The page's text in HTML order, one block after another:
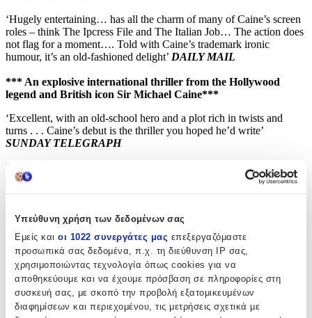
Υπεύθυνη χρήση των δεδομένων σας
Εμείς και οι 1022 συνεργάτες μας επεξεργαζόμαστε
προσωπικά σας δεδομένα, π.χ. τη διεύθυνση IP σας,
χρησιμοποιώντας τεχνολογία όπως cookies για να
αποθηκεύουμε και να έχουμε πρόσβαση σε πληροφορίες στη
συσκευή σας, με σκοπό την προβολή εξατομικευμένων
διαφημίσεων και περιεχομένου, τις μετρήσεις σχετικά με
‘Hugely entertaining… has all the charm of many of Caine’s screen
roles – think The Ipcress File and The Italian Job… The action does
not flag for a moment…. Told with Caine’s trademark ironic
humour, it’s an old-fashioned delight’ DAILY MAIL
*** An explosive international thriller from the Hollywood
legend and British icon Sir Michael Caine***
‘Excellent, with an old-school hero and a plot rich in twists and
turns . . . Caine’s debut is the thriller you hoped he’d write’
SUNDAY TELEGRAPH
DCI Harry Taylor has no respect for red tape or political
reputations – but he’s great at catching criminals.
situation unfolds on his doorstep: a metal box of radioactive material
is found at a dump in Stepney, East London, but before the police
can arrive it is stolen in a violent raid.
With security agencies across the world on red alert, it’s Harry and
his unconventional team from the Met who must hit the streets in
search of a lead. They soon have two wildly different suspects,
aristocratic art dealer Julian Smythe in London and oligarch
Vladimir Voldrev in Barbados. But the pressure is on. How much